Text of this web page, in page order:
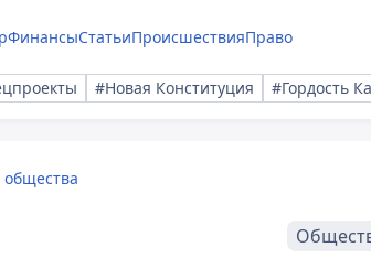
ФинансыСтатьиПроисшествияПраво
#Новая Конституция #Гордость
общества